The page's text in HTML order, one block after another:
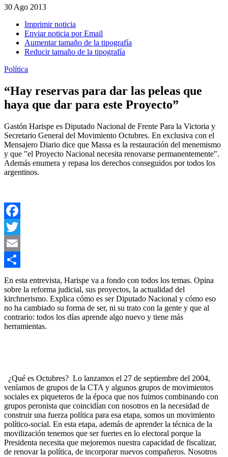
30 Ago 2013
Imprimir noticia
Enviar noticia por Email
Aumentar tamaño de la tipografía
Reducir tamaño de la tipografía
Política
“Hay reservas para dar las peleas que
haya que dar para este Proyecto”
Gastón Harispe es Diputado Nacional de Frente Para la Victoria y
Secretario General del Movimiento Octubres. En exclusiva con el
Mensajero Diario dice que Massa es la restauración del menemismo
y que "el Proyecto Nacional necesita renovarse permanentemente".
Además enumera y repasa los derechos conseguidos por todos los
argentinos.
Facebook
Twitter
Email
Compartir
En esta entrevista, Harispe va a fondo con todos los temas. Opina
sobre la reforma judicial, sus proyectos, la actualidad del
kirchnerismo. Explica cómo es ser Diputado Nacional y cómo eso
no ha cambiado su forma de ser, ni su trato con la gente y que al
contrario: todos los días aprende algo nuevo y tiene más
herramientas.
¿Qué es Octubres? Lo lanzamos el 27 de septiembre del 2004,
veníamos de grupos de la CTA y algunos grupos de movimientos
sociales ex piqueteros de la época que nos fuimos combinando con
grupos peronista que coincidían con nosotros en la necesidad de
construir una fuerza política para esa etapa, somos un movimiento
político-social. En esta etapa, además de aprender la técnica de la
movilización tenemos que ser fuertes en lo electoral porque la
Presidenta necesita que mejoremos nuestra capacidad de fiscalizar,
de renovar la política, de incorporar nuevos compañeros. Nosotros